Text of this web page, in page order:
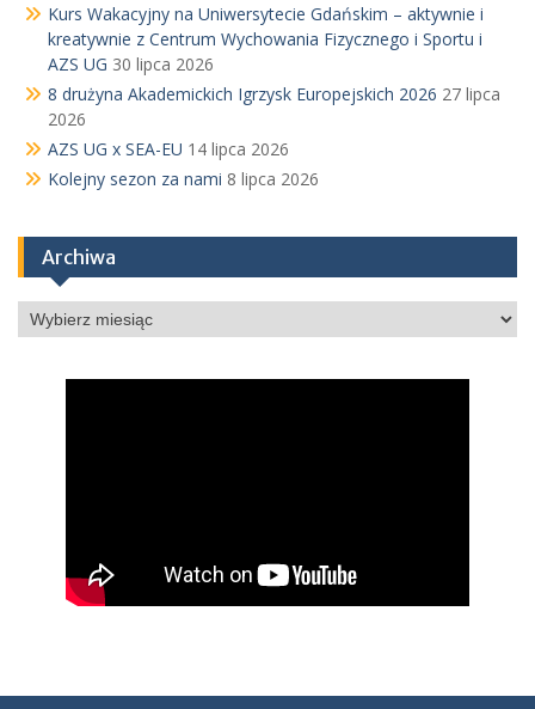
Kurs Wakacyjny na Uniwersytecie Gdańskim – aktywnie i
kreatywnie z Centrum Wychowania Fizycznego i Sportu i
AZS UG 30 lipca 2026
8 drużyna Akademickich Igrzysk Europejskich 2026 27 lipca
2026
AZS UG x SEA-EU 14 lipca 2026
Kolejny sezon za nami 8 lipca 2026
Archiwa
Archiwa